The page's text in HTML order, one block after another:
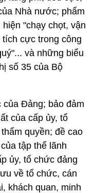
Nhà nước; phẩm
"chạy chọt, vận
cực trong công
và những biểu
số 35 của Bộ
của Đảng; bảo đảm
của cấp ủy, tổ
quyền; đề cao
tập thể lãnh
ủy, tổ chức đảng
về tổ chức, cán
khách quan, minh